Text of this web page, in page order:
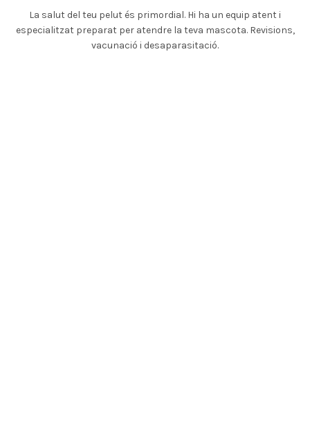
La salut del teu pelut és primordial. Hi ha un equip atent i
especialitzat preparat per atendre la teva mascota. Revisions,
vacunació i desaparasitació.